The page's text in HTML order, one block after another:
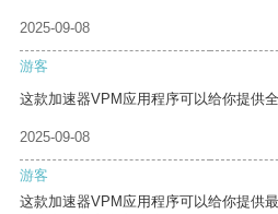
2025-09-08
游客
这款加速器VPM应用程序可以给你提供
2025-09-08
游客
这款加速器VPM应用程序可以给你提供